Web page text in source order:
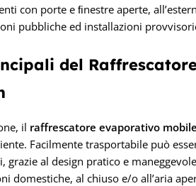
con porte e ﬁnestre aperte,
pubbliche ed installazioni
del
il raffrescatore evaporativo mobile
Facilmente trasportabile può
grazie al design pratico e
domestiche, al chiuso e/o all’aria